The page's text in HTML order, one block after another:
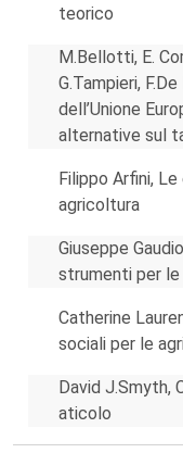
teorico
M.Bellotti, E.
G.Tampieri,
dell’Unione
alternative sul
Filippo Arfini,
agricoltura
Giuseppe
strumenti per le
Catherine
sociali per le
David J.Smyth,
aticolo